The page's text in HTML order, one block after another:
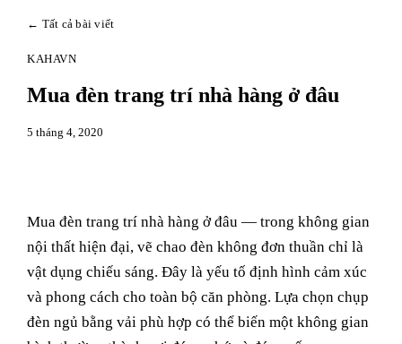
← Tất cả bài viết
KAHAVN
Mua đèn trang trí nhà hàng ở đâu
5 tháng 4, 2020
Mua đèn trang trí nhà hàng ở đâu — trong không gian
nội thất hiện đại, vẽ chao đèn không đơn thuần chỉ là
vật dụng chiếu sáng. Đây là yếu tố định hình cảm xúc
và phong cách cho toàn bộ căn phòng. Lựa chọn chụp
đèn ngủ bằng vải phù hợp có thể biến một không gian